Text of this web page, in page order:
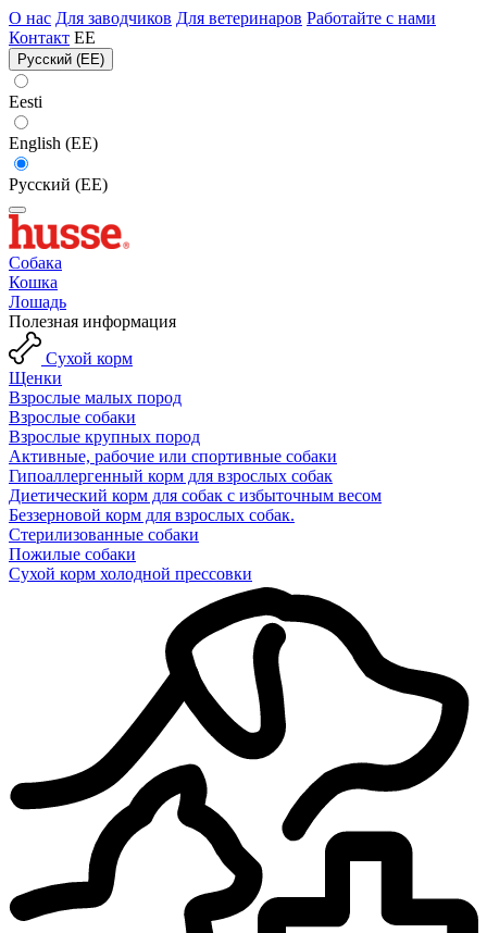
О нас Для заводчиков Для ветеринаров Работайте с нами
Контакт EE
Русский (EE)
Eesti
English (EE)
Русский (EE)
Собака
Кошка
Лошадь
Полезная информация
Сухой корм
Щенки
Взрослые малых пород
Взрослые собаки
Взрослые крупных пород
Активные, рабочие или спортивные собаки
Гипоаллергенный корм для взрослых собак
Диетический корм для собак с избыточным весом
Беззерновой корм для взрослых собак.
Стерилизованные собаки
Пожилые собаки
Сухой корм холодной прессовки